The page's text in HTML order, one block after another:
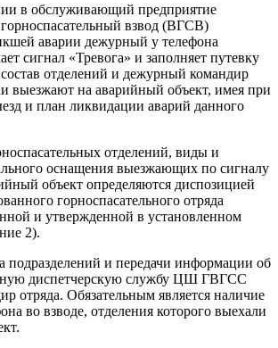
в обслуживающий предприятие
взвод (ВГСВ)
аварии дежурный у телефона
сигнал «Тревога» и заполняет путевку
отделений и дежурный командир
выезжают на аварийный объект, имея при
и план ликвидации аварий данного
отделений, виды и
оснащения выезжающих по сигналу
объект определяются диспозицией
горноспасательного отряда
и утвержденной в установленном
2).
подразделений и передачи информации об
диспетчерскую службу ЦШ ГВГСС
отряда. Обязательным является наличие
во взводе, отделения которого выехали